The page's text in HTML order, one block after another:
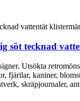
söt tecknad
Utsökta
fjärilar, kaniner,
skräpjournaler,